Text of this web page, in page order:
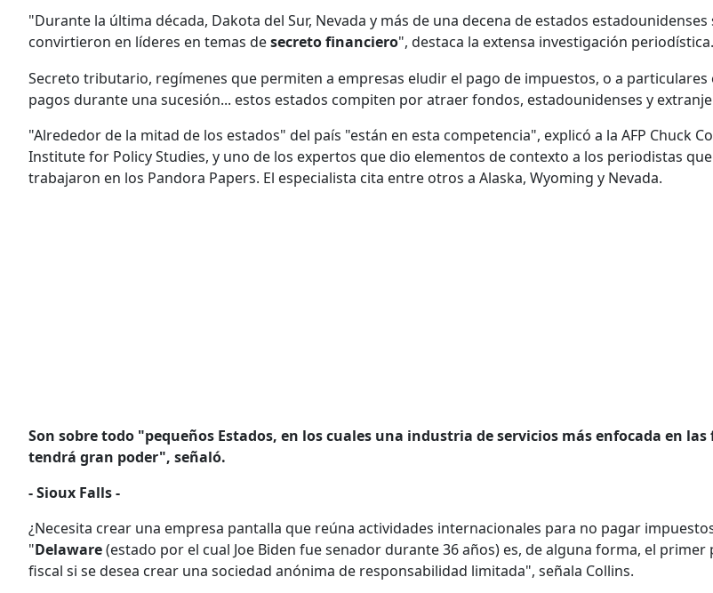
"Durante la última década, Dakota del Sur, Nevada y más de una decena de estados estadounidenses
convirtieron en líderes en temas desecreto financiero", destaca la extensa investigación periodística.
Secreto tributario, regímenes que permiten a empresas eludir el pago de impuestos, o a particulares
pagos durante una sucesión... estos estados compiten por atraer fondos, estadounidenses y
"Alrededor de la mitad de los estados" del país "están en esta competencia", explicó a la AFP Chuck
Institute for Policy Studies, y uno de los expertos que dio elementos de contexto a los periodistas que
trabajaron en los Pandora Papers. El especialista cita entre otros a Alaska, Wyoming y Nevada.
Son sobre todo "pequeños Estados, en los cuales una industria de servicios más enfocada en
tendrá gran poder", señaló.
- Sioux Falls -
¿Necesita crear una empresa pantalla que reúna actividades internacionales para no pagar
"Delaware(estado por el cual Joe Biden fue senador durante 36 años) es, de alguna forma, el primer
fiscal si se desea crear una sociedad anónima de responsabilidad limitada", señala Collins.